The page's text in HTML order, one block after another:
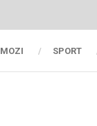
MOZI SPORT